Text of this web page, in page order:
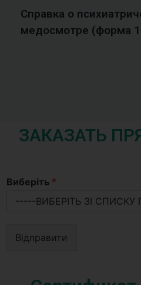
Справка о
медосмотре (форма
ЗАКАЗАТЬ
Виберіть *
Відправити